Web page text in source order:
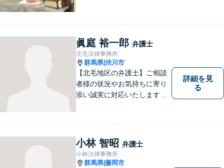
す。お気軽にご相談くださ
い。
眞庭 裕一郎 弁護士
北毛法律事務所
群馬県|渋川市
【北毛地区の弁護士】ご相談
者様の状況やお気持ちに寄り
添い誠実に対応いたします。
対応します
詳細を見
る
小林 智昭 弁護士
小林法律事務所
群馬県|藤岡市